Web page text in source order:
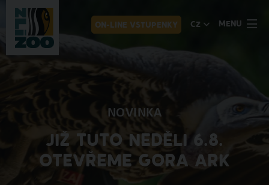
ON-LINE VSTUPENKY CZ MENU
NOVINKA
JIŽ TUTO NEDĚLI 6.8.
OTEVŘEME GORA ARK